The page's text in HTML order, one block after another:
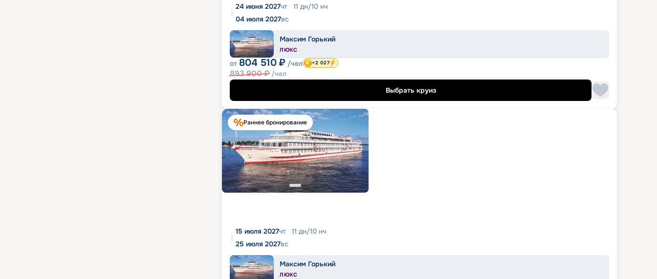
24 июня 2027чт 11 дн/10 нч
04 июля 2027вс
Максим Горький
ЛЮКС
от 804 510 ₽ /чел
893 900₽ /чел
+2 027
Выбрать круиз
Раннее бронирование
15 июля 2027чт 11 дн/10 нч
25 июля 2027вс
Максим Горький
ЛЮКС